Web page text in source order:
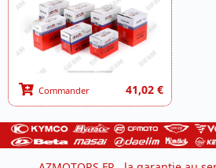
Commander 41,02 €